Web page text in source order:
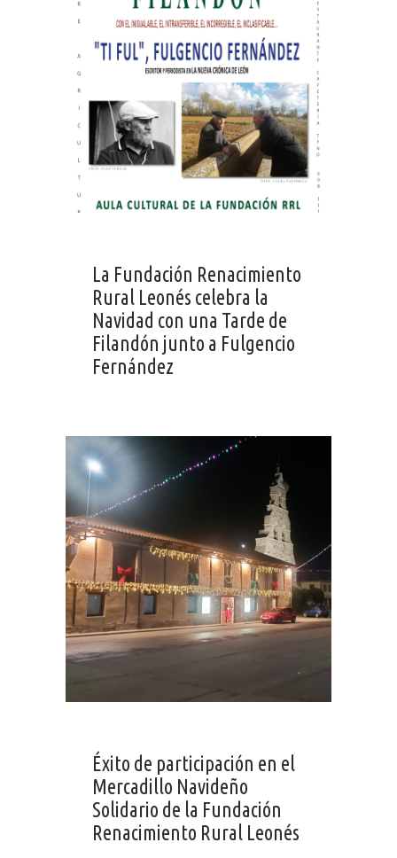
La Fundación Renacimiento
Rural Leonés celebra la
Navidad con una Tarde de
Filandón junto a Fulgencio
Fernández
Éxito de participación en el
Mercadillo Navideño
Solidario de la Fundación
Renacimiento Rural Leonés